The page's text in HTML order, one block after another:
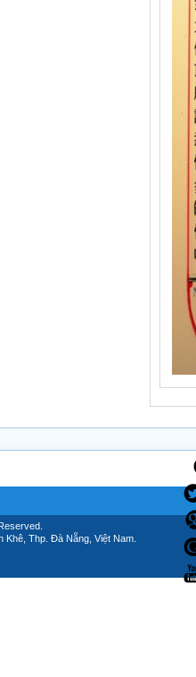
Khê, Thp. Đà Nẵng, Việt Nam.